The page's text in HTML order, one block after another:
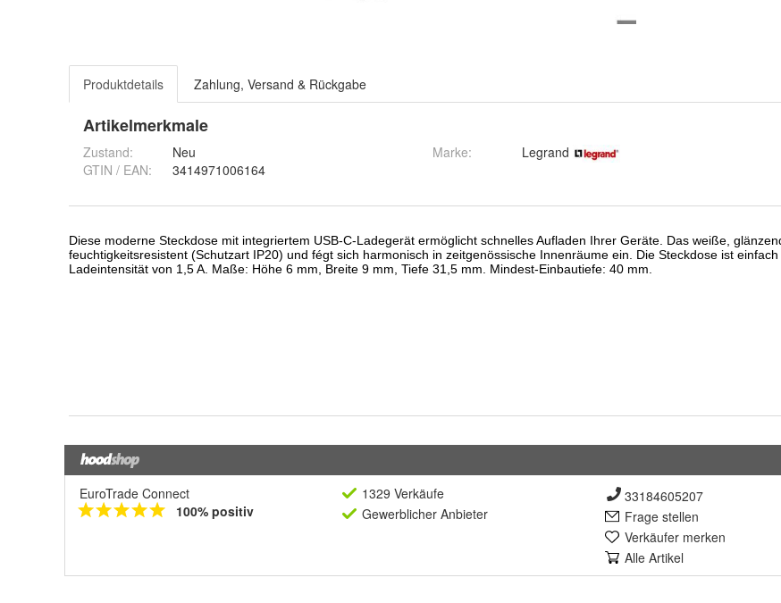
Produktdetails Zahlung, Versand & Rückgabe
Artikelmerkmale
Zustand:
Neu
GTIN / EAN:
3414971006164
Marke: Legrand
EuroTrade Connect
100% positiv
1329 Verkäufe
Gewerblicher Anbieter
33184605207
Frage stellen
Verkäufer merken
Alle Artikel